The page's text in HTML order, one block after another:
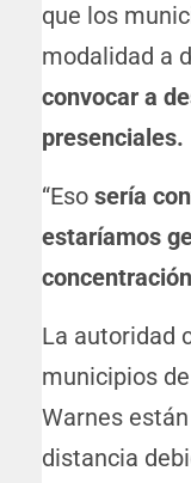
que los
modalidad a
convocar a
presenciales.
“Eso sería
estaríamos
concentración
La autoridad
municipios
Warnes
distancia